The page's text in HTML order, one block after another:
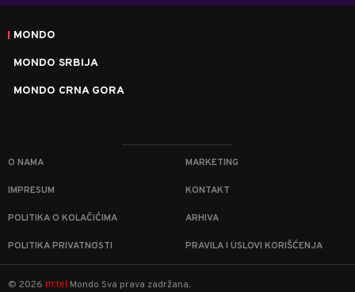
MONDO
MONDO SRBIJA
MONDO CRNA GORA
O NAMA MARKETING
IMPRESUM KONTAKT
POLITIKA O KOLAČIĆIMA ARHIVA
POLITIKA PRIVATNOSTI PRAVILA I USLOVI KORIŠĆENJA
© 2026 m:tel Mondo Sva prava zadržana.